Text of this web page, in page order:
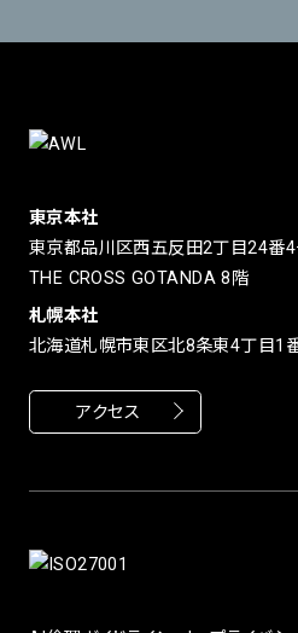
東京本社
東京都品川区西五反田2丁目24番
THE CROSS GOTANDA 8階
札幌本社
北海道札幌市東区北8条東4丁目1
アクセス